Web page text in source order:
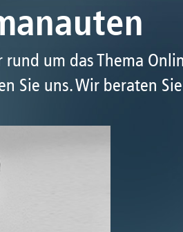
rund um das Thema
Sie uns. Wir beraten